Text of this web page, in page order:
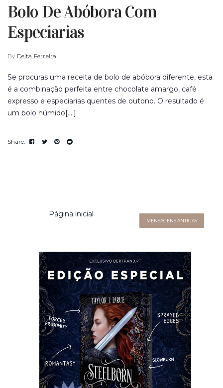
Bolo De Abóbora Com
Especiarias
By Delta Ferreira
Se procuras uma receita de bolo de abóbora diferente, esta
é a combinação perfeita entre chocolate amargo, café
expresso e especiarias quentes de outono. O resultado é
um bolo húmido[....]
MENSAGENS ANTIGAS
Página inicial